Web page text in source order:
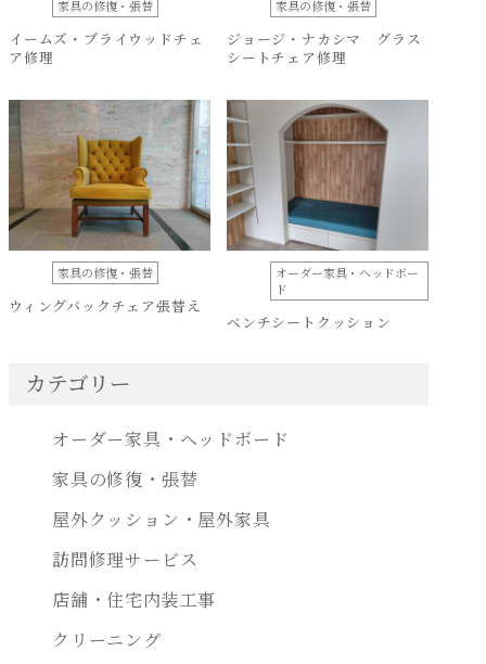
家具の修復・張替
イームズ・プライウッドチェ
ア修理
家具の修復・張替
ジョージ・ナカシマ グラス
シートチェア修理
家具の修復・張替
ウィングバックチェア張替え
オーダー家具・ヘッドボー
ド
ベンチシートクッション
カテゴリー
オーダー家具・ヘッドボード
家具の修復・張替
屋外クッション・屋外家具
訪問修理サービス
店舗・住宅内装工事
クリーニング